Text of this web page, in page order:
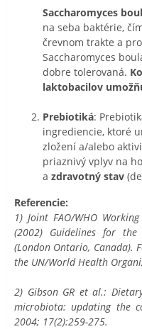
Saccharomyces
na seba baktérie,
črevnom trakte a
Saccharomyces
dobre tolerovaná.
laktobacilov
Prebiotiká:
ingrediencie, ktoré
zložení a/alebo
priaznivý vplyv na
a zdravotný stav
Referencie:
1) Joint FAO/WHO
(2002) Guidelines for
(London Ontario, Canada).
the UN/World Health
2) Gibson GR et al.:
microbiota: updating the
2004; 17(2):259-275.